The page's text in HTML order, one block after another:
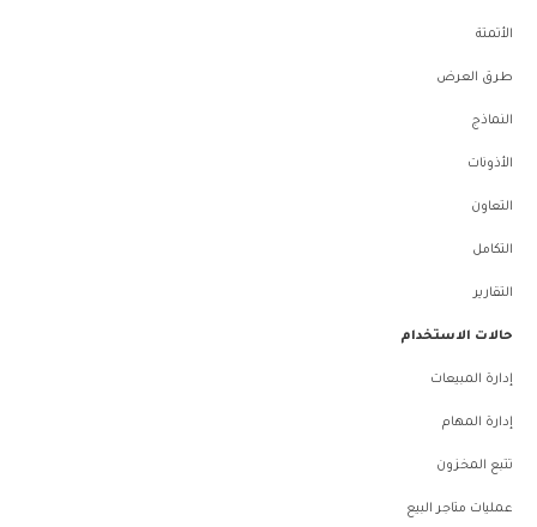
الأتمتة
طرق العرض
النماذج
الأذونات
التعاون
التكامل
التقارير
حالات الاستخدام
إدارة المبيعات
إدارة المهام
تتبع المخزون
عمليات متاجر البيع